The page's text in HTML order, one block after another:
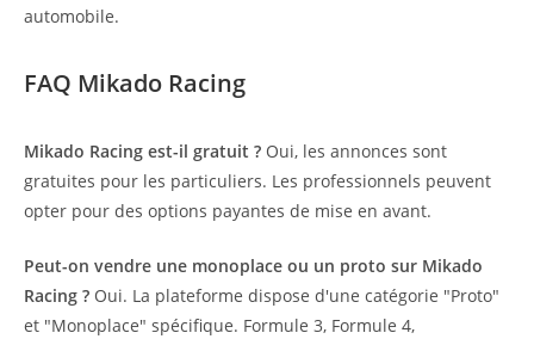
automobile.
FAQ Mikado Racing
Mikado Racing est-il gratuit ? Oui, les annonces sont
gratuites pour les particuliers. Les professionnels peuvent
opter pour des options payantes de mise en avant.
Peut-on vendre une monoplace ou un proto sur Mikado
Racing ? Oui. La plateforme dispose d'une catégorie "Proto"
et "Monoplace" spécifique. Formule 3, Formule 4,